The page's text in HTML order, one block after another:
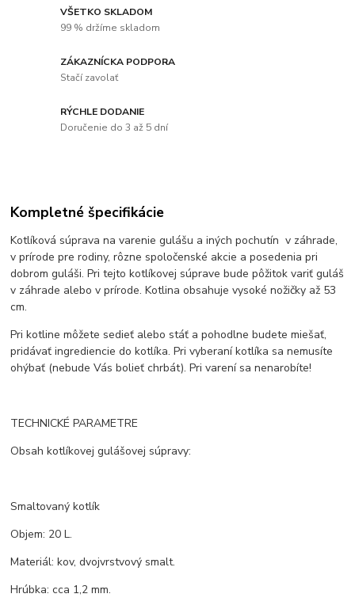
VŠETKO SKLADOM
99 % držíme skladom
ZÁKAZNÍCKA PODPORA
Stačí zavolať
RÝCHLE DODANIE
Doručenie do 3 až 5 dní
Kompletné špecifikácie
Kotlíková súprava na varenie gulášu a iných pochutín v záhrade,
v prírode pre rodiny, rôzne spoločenské akcie a posedenia pri
dobrom guláši. Pri tejto kotlíkovej súprave bude pôžitok variť guláš
v záhrade alebo v prírode. Kotlina obsahuje vysoké nožičky až 53
cm.
Pri kotline môžete sedieť alebo stáť a pohodlne budete miešať,
pridávať ingrediencie do kotlíka. Pri vyberaní kotlíka sa nemusíte
ohýbať (nebude Vás bolieť chrbát). Pri varení sa nenarobíte!
TECHNICKÉ PARAMETRE
Obsah kotlíkovej gulášovej súpravy:
Smaltovaný kotlík
Objem: 20 L.
Materiál: kov, dvojvrstvový smalt.
Hrúbka: cca 1,2 mm.